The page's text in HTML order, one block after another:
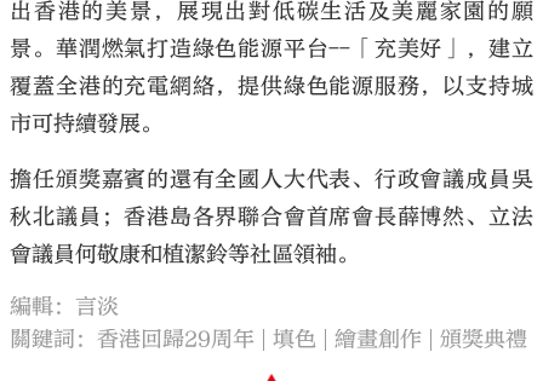
出香港的美景，展現出對低碳生活及美麗家園的願
景。華潤燃氣打造綠色能源平台--「充美好」，建立
覆蓋全港的充電網絡，提供綠色能源服務，以支持城
市可持續發展。
擔任頒獎嘉賓的還有全國人大代表、行政會議成員吳
秋北議員；香港島各界聯合會首席會長薛博然、立法
會議員何敬康和植潔鈴等社區領袖。
編輯：言淡
關鍵詞： 香港回歸29周年 填色 繪畫創作 頒獎典禮